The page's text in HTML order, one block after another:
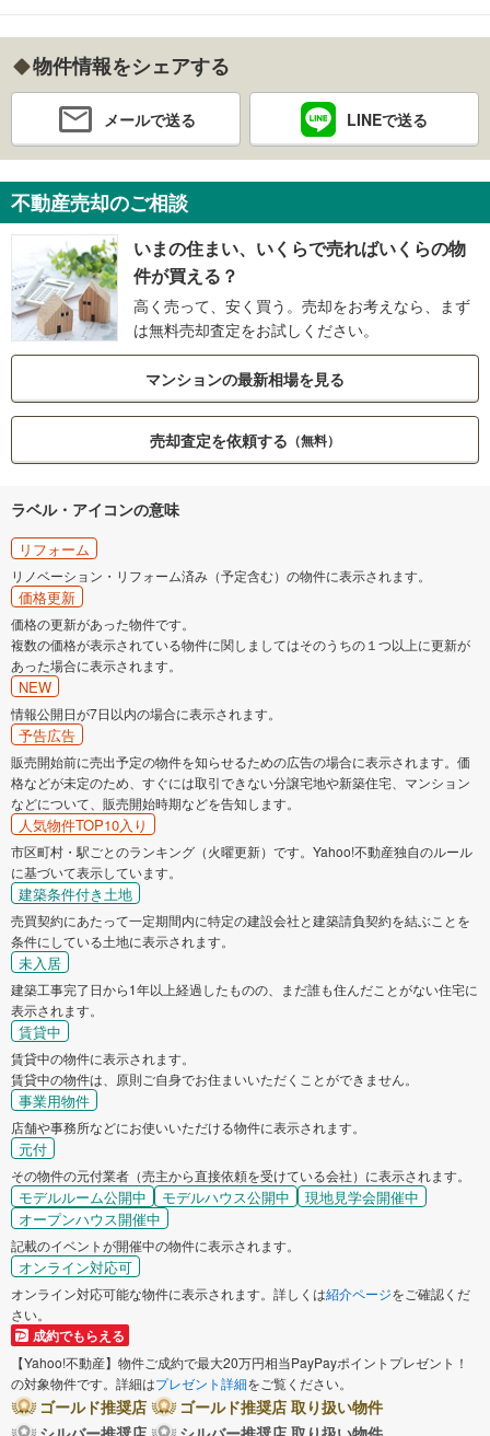
物件情報をシェアする
メールで送る LINEで送る
不動産売却のご相談
いまの住まい、いくらで売ればいくらの物
件が買える？
高く売って、安く買う。売却をお考えなら、まず
は無料売却査定をお試しください。
マンションの最新相場を見る
売却査定を依頼する （無料）
ラベル・アイコンの意味
リフォーム
リノベーション・リフォーム済み（予定含む）の物件に表示されます。
価格更新
価格の更新があった物件です。
複数の価格が表示されている物件に関しましてはそのうちの１つ以上に更新が
あった場合に表示されます。
NEW
情報公開日が7日以内の場合に表示されます。
予告広告
販売開始前に売出予定の物件を知らせるための広告の場合に表示されます。価
格などが未定のため、すぐには取引できない分譲宅地や新築住宅、マンション
などについて、販売開始時期などを告知します。
人気物件TOP10入り
市区町村・駅ごとのランキング（火曜更新）です。Yahoo!不動産独自のルール
に基づいて表示しています。
建築条件付き土地
売買契約にあたって一定期間内に特定の建設会社と建築請負契約を結ぶことを
条件にしている土地に表示されます。
未入居
建築工事完了日から1年以上経過したものの、まだ誰も住んだことがない住宅に
表示されます。
賃貸中
賃貸中の物件に表示されます。
賃貸中の物件は、原則ご自身でお住まいいただくことができません。
事業用物件
店舗や事務所などにお使いいただける物件に表示されます。
元付
その物件の元付業者（売主から直接依頼を受けている会社）に表示されます。
モデルルーム公開中 モデルハウス公開中
現地見学会開催中
オープンハウス開催中
記載のイベントが開催中の物件に表示されます。
オンライン対応可
オンライン対応可能な物件に表示されます。詳しくは紹介ページをご確認くだ
さい。
成約でもらえる
【Yahoo!不動産】物件ご成約で最大20万円相当PayPayポイントプレゼント！
の対象物件です。詳細はプレゼント詳細をご覧ください。
ゴールド推奨店
ゴールド推奨店 取り扱い物件